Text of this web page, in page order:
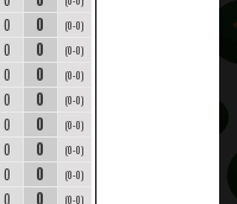
0 0 (0-0)
0 0 (0-0)
0 0 (0-0)
0 0 (0-0)
0 0 (0-0)
0 0 (0-0)
0 0 (0-0)
0 0 (0-0)